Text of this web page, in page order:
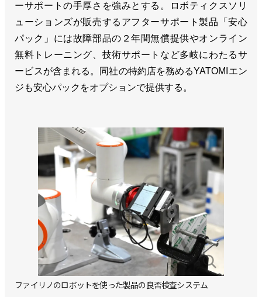
ーサポートの手厚さを強みとする。ロボティクスソリ
ューションズが販売するアフターサポート製品「安心
パック」には故障部品の２年間無償提供やオンライン
無料トレーニング、技術サポートなど多岐にわたるサ
ービスが含まれる。同社の特約店を務めるYATOMIエン
ジも安心パックをオプションで提供する。
ファイリノのロボットを使った製品の良否検査システム